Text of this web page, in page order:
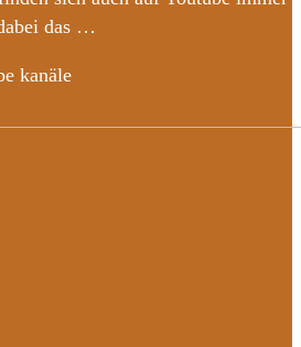
das …
kanäle